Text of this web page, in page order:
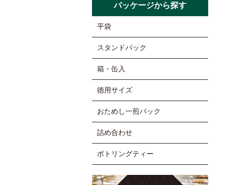
パッケージから探す
平袋
スタンドパック
箱・缶入
徳用サイズ
おためし一煎パック
詰め合わせ
ボトリングティー